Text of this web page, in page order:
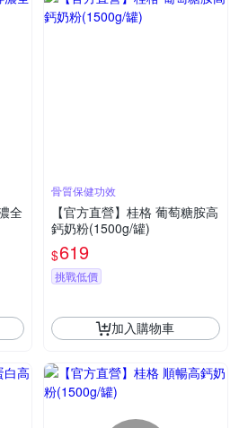
全
骨質保健功效
【官方直營】桂格 葡萄糖胺高
鈣奶粉(1500g/罐)
$619
挑戰低價
加入購物車